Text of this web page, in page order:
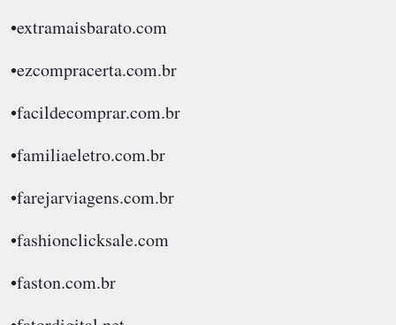
•extramaisbarato.com
•ezcompracerta.com.br
•facildecomprar.com.br
•familiaeletro.com.br
•farejarviagens.com.br
•fashionclicksale.com
•faston.com.br